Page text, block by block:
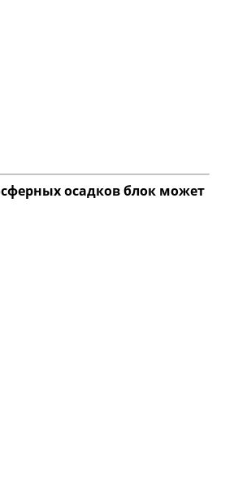
осадков блок может